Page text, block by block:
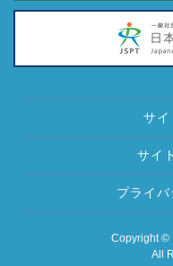
サ
サイ
プライ
Copyright ©
All